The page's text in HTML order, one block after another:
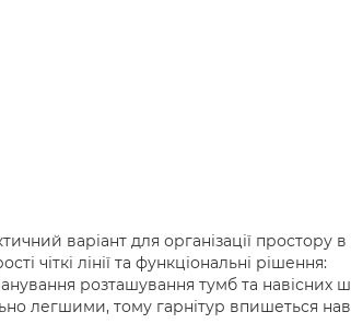
варіант для організації простору в
чіткі лінії та функціональні рішення:
розташування тумб та навісних
легшими, тому гарнітур впишеться